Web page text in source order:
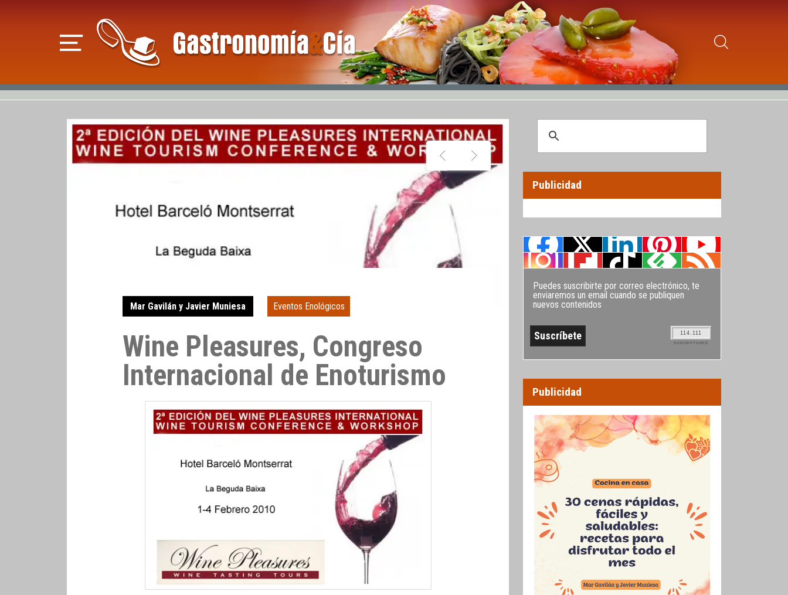
Mar Gavilán y Javier Muniesa Eventos Enológicos
Wine Pleasures, Congreso
Internacional de Enoturismo
Publicidad
Puedes suscribirte por correo electrónico, te
enviaremos un email cuando se publiquen
nuevos contenidos
114.111
SUSCRIPTORES
Publicidad